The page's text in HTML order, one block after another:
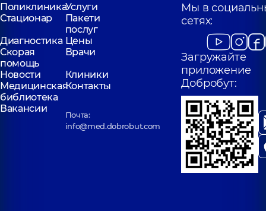
ПоликлиникаУслуги
Стационар
Пакети
послуг
Диагностика Цены
Скорая
помощь
Врачи
Новости
Клиники
Медицинская
библиотека
Контакты
Вакансии
Почта:
info@med.dobrobut.com
Мы в
сетях:
Загружайте
приложение
Добробут: